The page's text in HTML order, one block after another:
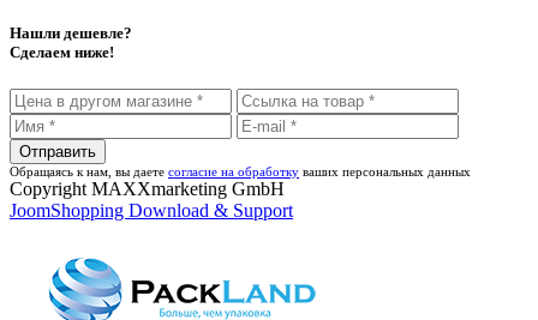
Нашли дешевле?
Сделаем ниже!
Обращаясь к нам, вы даете согласие на обработку ваших персональных данных
Copyright MAXXmarketing GmbH
JoomShopping Download & Support